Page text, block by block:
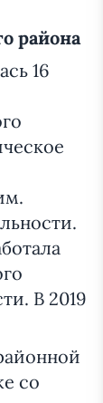
района
16
В 2019
со